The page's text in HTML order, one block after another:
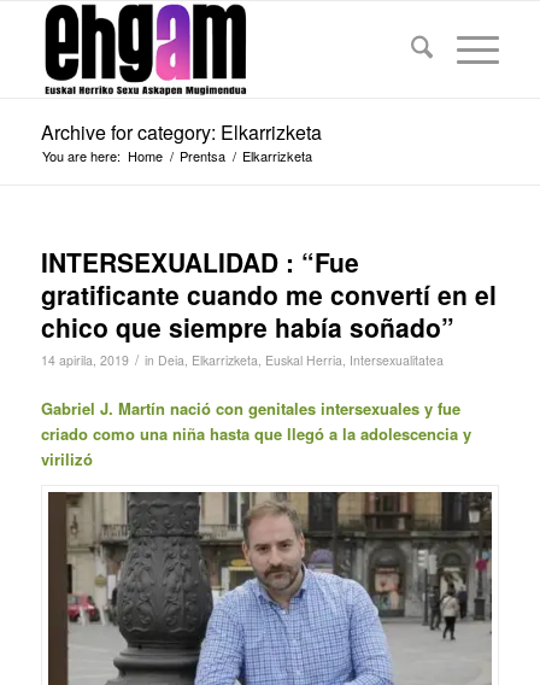
Archive for category: Elkarrizketa
You are here: Home / Prentsa / Elkarrizketa
INTERSEXUALIDAD : “Fue
gratificante cuando me convertí en el
chico que siempre había soñado”
14 apirila, 2019 / in Deia, Elkarrizketa, Euskal Herria, Intersexualitatea
Gabriel J. Martín nació con genitales intersexuales y fue
criado como una niña hasta que llegó a la adolescencia y
virilizó